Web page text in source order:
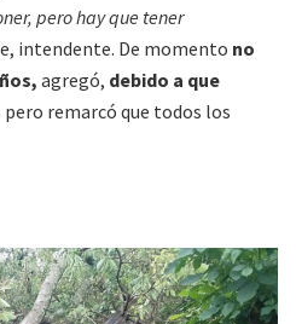
pero hay que tener
intendente. De momento no
agregó, debido a que
pero remarcó que todos los